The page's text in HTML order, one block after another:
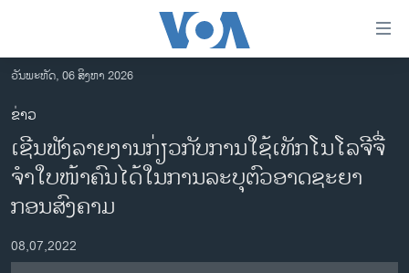
ເຂົ້າ
ຫາ
ຂ້າມ
ຂ້າມ
ຂ້າມ
ຫາ
ຊອກ
ຄົ້ນ
ອາເມຣິກາ
ການເລືອກຕັ້ງ ປະທານາທີບໍດີ ສະຫະລັດ 2024
ໂລກ
ວັນພະຫັດ, 06 ສິງຫາ 2026
ຂ່າວ
ເຊີນ​ຟັງ​ລາຍ​ງານ​ກ່ຽວ​ກັບ​ການ​ໃຊ້​ເທັກ​ໂນ​ໂລ​ຈີ​ຈື່​
ຈຳ​ໃບ​ໜ້າ​ຄົນ​ໄດ້​ໃນ​ການ​ລະ​ບຸ​ຕົວ​ອາດ​ຊະ​ຍາ​
ກອນ​ສົງ​ຄາມ
08,07,2022